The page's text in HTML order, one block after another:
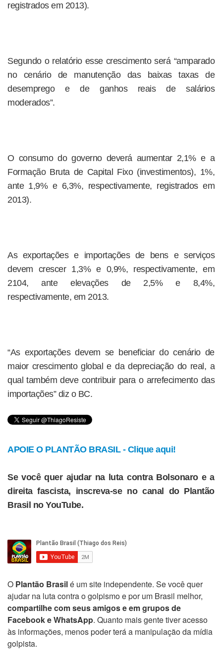
registrados em 2013).
Segundo o relatório esse crescimento será “amparado
no cenário de manutenção das baixas taxas de
desemprego e de ganhos reais de salários
moderados”.
O consumo do governo deverá aumentar 2,1% e a
Formação Bruta de Capital Fixo (investimentos), 1%,
ante 1,9% e 6,3%, respectivamente, registrados em
2013).
As exportações e importações de bens e serviços
devem crescer 1,3% e 0,9%, respectivamente, em
2104, ante elevações de 2,5% e 8,4%,
respectivamente, em 2013.
“As exportações devem se beneficiar do cenário de
maior crescimento global e da depreciação do real, a
qual também deve contribuir para o arrefecimento das
importações” diz o BC.
APOIE O PLANTÃO BRASIL - Clique aqui!
Se você quer ajudar na luta contra Bolsonaro e a
direita fascista, inscreva-se no canal do Plantão
Brasil no YouTube.
O Plantão Brasilé um site independente. Se você quer
ajudar na luta contra o golpismo e por um Brasil melhor,
compartilhe com seus amigos e em grupos de
Facebook e WhatsApp. Quanto mais gente tiver acesso
às informações, menos poder terá a manipulação da mídia
golpista.